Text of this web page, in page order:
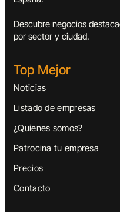
Descubre negocios
por sector y ciudad.
Top Mejor
Noticias
Listado de empresas
¿Quienes somos?
Patrocina tu empresa
Precios
Contacto